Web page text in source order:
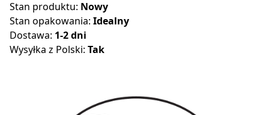
Stan produktu: Nowy
Stan opakowania: Idealny
Dostawa: 1-2 dni
Wysyłka z Polski: Tak